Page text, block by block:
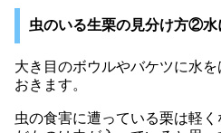
虫のいる生栗の見分け方②水
大き目のボウルやバケツに水
おきます。
虫の食害に遭っている栗は軽